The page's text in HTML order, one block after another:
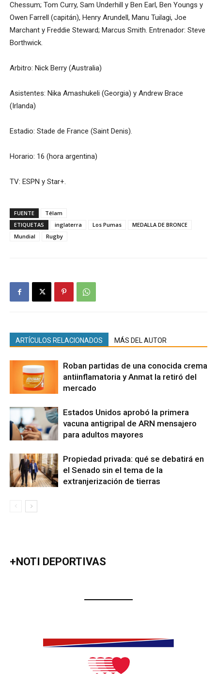
Chessum; Tom Curry, Sam Underhill y Ben Earl, Ben Youngs y
Owen Farrell (capitán), Henry Arundell, Manu Tuilagi, Joe
Marchant y Freddie Steward; Marcus Smith. Entrenador: Steve
Borthwick.
Arbitro: Nick Berry (Australia)
Asistentes: Nika Amashukeli (Georgia) y Andrew Brace
(Irlanda)
Estadio: Stade de France (Saint Denis).
Horario: 16 (hora argentina)
TV: ESPN y Star+.
FUENTE
Télam
ETIQUETAS
inglaterra Los Pumas
MEDALLA DE BRONCE
Mundial
Rugby
ARTÍCULOS RELACIONADOS MÁS DEL AUTOR
Roban partidas de una conocida crema
antiinflamatoria y Anmat la retiró del
mercado
Estados Unidos aprobó la primera
vacuna antigripal de ARN mensajero
para adultos mayores
Propiedad privada: qué se debatirá en
el Senado sin el tema de la
extranjerización de tierras
+NOTI DEPORTIVAS